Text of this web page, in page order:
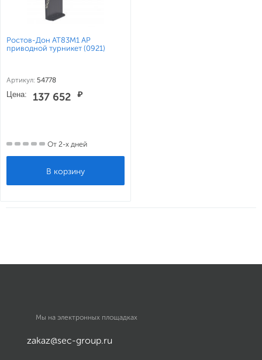
Ростов-Дон АТ83М1 АР
приводной турникет (0921)
Артикул: 54778
Цена: 137 652 ₽
От 2-х дней
Мы на электронных площадках
zakaz@sec-group.ru